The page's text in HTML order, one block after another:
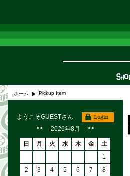
ホーム Pickup Item
ようこそGUESTさん
<<
2026年8月 >>
日 月 火 水 木 金
土
1
2
3 4 5 6 7
8